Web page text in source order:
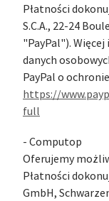
Płatności
S.C.A., 22-24
"PayPal").
danych
PayPal o
https://
full
- Computop
Oferujemy
Płatności
GmbH,